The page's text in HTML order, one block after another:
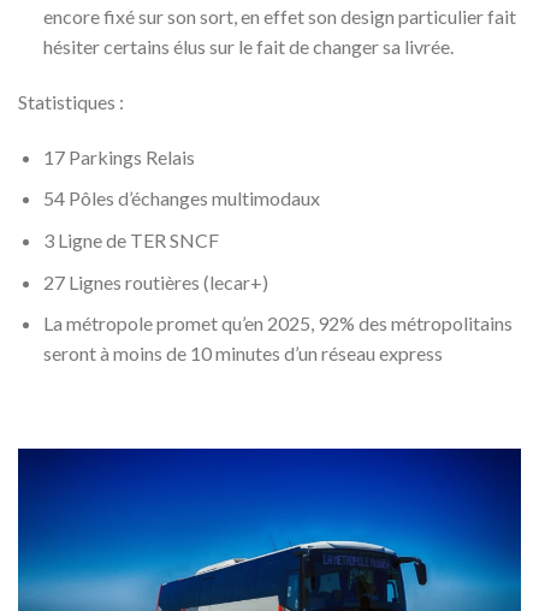
encore fixé sur son sort, en effet son design particulier fait
hésiter certains élus sur le fait de changer sa livrée.
Statistiques :
17 Parkings Relais
54 Pôles d’échanges multimodaux
3 Ligne de TER SNCF
27 Lignes routières (lecar+)
La métropole promet qu’en 2025, 92% des métropolitains
seront à moins de 10 minutes d’un réseau express